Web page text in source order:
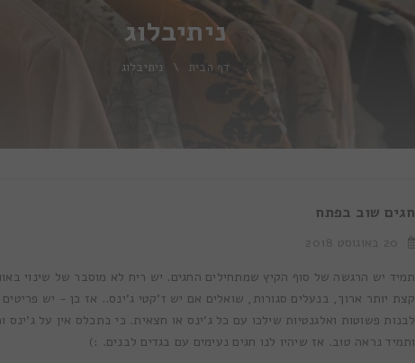
ניתיבלוג
דף הבית \ ניתיבלוג
חגים שוב בפתח
תמיד יש הרגשה של סוף הקיץ שמתחילים החגים. יש ריח לא מוסבר של שינוי
קצת יותר ארוך, בנעלים סגורות, שואלים אם יש ז'קטי ג'ינס.. אז כן - יש
לבנות פשוטות ואלגנטיות שילכו עם כל ג'ינס או חצאית. כי בתכלס אין על
ותמיד נראה טוב. אז שיהיו לנו חגים נעימים עם בגדים לבנים. :)